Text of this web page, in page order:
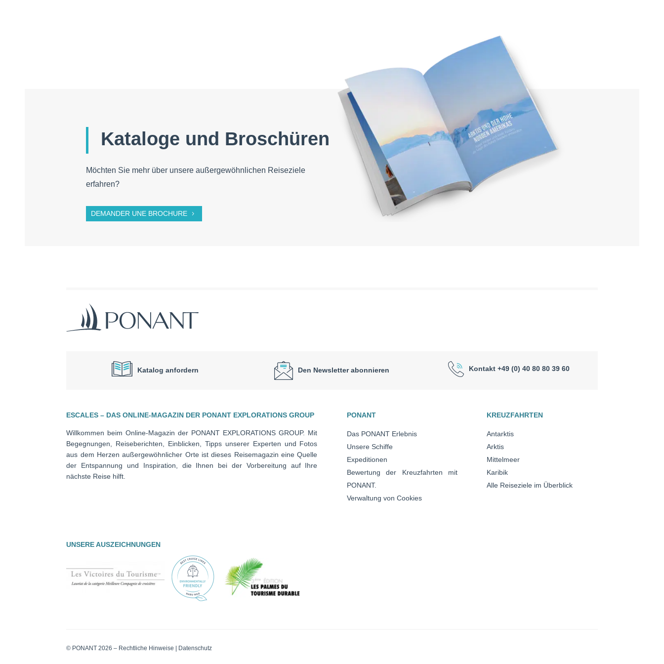
Kataloge und Broschüren
Möchten Sie mehr über unsere außergewöhnlichen Reiseziele
erfahren?
DEMANDER UNE BROCHURE
Katalog anfordern Den Newsletter abonnieren Kontakt +49 (0) 40 80 80 39 60
ESCALES – DAS ONLINE-MAGAZIN DER PONANT EXPLORATIONS GROUP
Willkommen beim Online-Magazin der PONANT EXPLORATIONS GROUP. Mit
Begegnungen, Reiseberichten, Einblicken, Tipps unserer Experten und Fotos
aus dem Herzen außergewöhnlicher Orte ist dieses Reisemagazin eine Quelle
der Entspannung und Inspiration, die Ihnen bei der Vorbereitung auf Ihre
nächste Reise hilft.
PONANT
Das PONANT Erlebnis
Unsere Schiffe
Expeditionen
Bewertung der Kreuzfahrten mit
PONANT.
Verwaltung von Cookies
KREUZFAHRTEN
Antarktis
Arktis
Mittelmeer
Karibik
Alle Reiseziele im Überblick
UNSERE AUSZEICHNUNGEN
© PONANT 2026 – Rechtliche Hinweise Datenschutz